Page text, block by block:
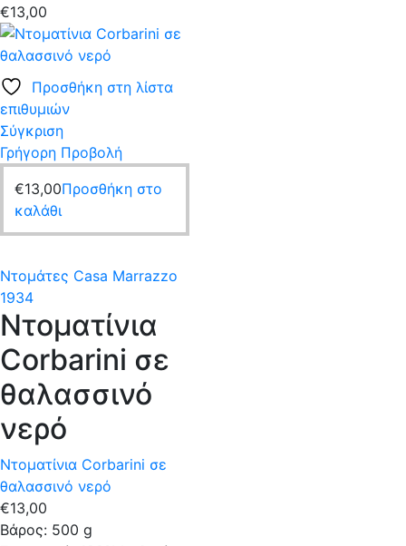
€13,00
Προσθήκη στη λίστα
επιθυμιών
Σύγκριση
Γρήγορη Προβολή
€13,00Προσθήκη στο
καλάθι
Ντομάτες Casa Marrazzo
1934
Ντοματίνια
Corbarini σε
θαλασσινό
νερό
Ντοματίνια Corbarini σε
θαλασσινό νερό
€13,00
Βάρος: 500 g